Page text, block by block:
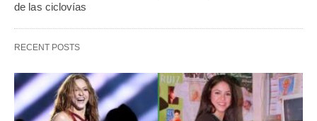
de las ciclovías
RECENT POSTS